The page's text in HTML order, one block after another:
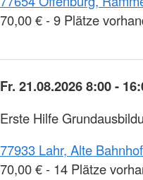
70,00 € - 9 Plätze
Fr. 21.08.2026 8:00 -
Erste Hilfe
77933 Lahr, Alte
70,00 € - 14 Plätze